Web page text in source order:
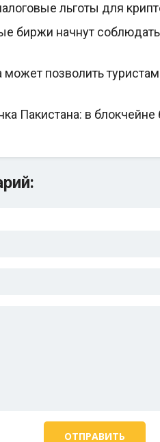
льготы для
биржи начнут соблюдать
может позволить
Пакистана: в